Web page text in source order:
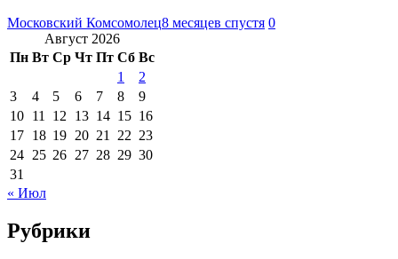
Московский Комсомолец8 месяцев спустя 0
Август 2026
Пн Вт Ср Чт Пт Сб Вс
1
2
3
4 5 6 7 8
9
10 11 12 13 14 15 16
17 18 19 20 21 22 23
24 25 26 27 28 29 30
31
« Июл
Рубрики